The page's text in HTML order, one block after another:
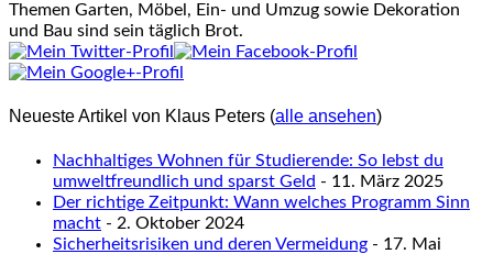
Themen Garten, Möbel, Ein- und Umzug sowie Dekoration
und Bau sind sein täglich Brot.
Neueste Artikel von Klaus Peters (alle ansehen)
Nachhaltiges Wohnen für Studierende: So lebst du
umweltfreundlich und sparst Geld - 11. März 2025
Der richtige Zeitpunkt: Wann welches Programm Sinn
macht - 2. Oktober 2024
Sicherheitsrisiken und deren Vermeidung - 17. Mai